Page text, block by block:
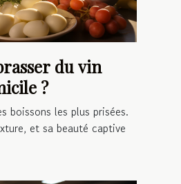
du vin
?
boissons les plus prisées.
et sa beauté captive